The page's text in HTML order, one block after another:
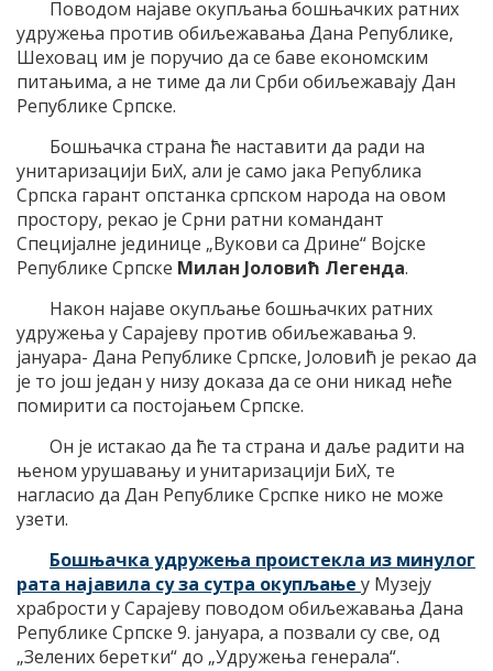
Поводом најаве окупљања бошњачких ратних
удружења против обиљежавања Дана Републике,
Шеховац им је поручио да се баве економским
питањима, а не тиме да ли Срби обиљежавају Дан
Републике Српске.
Бошњачка страна ће наставити да ради на
унитаризацији БиХ, али је само јака Република
Српска гарант опстанка српском народа на овом
простору, рекао је Срни ратни командант
Специјалне јединице „Вукови са Дрине“ Војске
Републике Српске Милан Јоловић Легенда.
Након најаве окупљање бошњачких ратних
удружења у Сарајеву против обиљежавања 9.
јануара- Дана Републике Српске, Јоловић је рекао да
је то још један у низу доказа да се они никад неће
помирити са постојањем Српске.
Он је истакао да ће та страна и даље радити на
њеном урушавању и унитаризацији БиХ, те
нагласио да Дан Републике Срспке нико не може
узети.
Бошњачка удружења проистекла из минулог
рата најавила су за сутра окупљање у Музеју
храбрости у Сарајеву поводом обиљежавања Дана
Републике Српске 9. јануара, а позвали су све, од
„Зелених беретки“ до „Удружења генерала“.